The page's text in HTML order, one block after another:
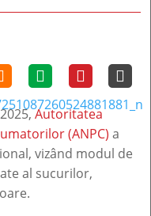
  
Autoritatea
(ANPC) a
vizând modul de
al sucurilor,